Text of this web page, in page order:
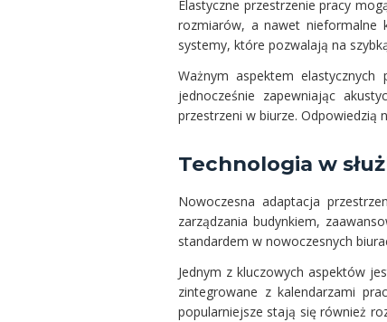
Elastyczne przestrzenie pracy
rozmiarów, a nawet nieformalne
systemy, które pozwalają na
Ważnym aspektem elastycznych
jednocześnie zapewniając
przestrzeni w biurze. Odpowiedzią
Technologia w
Nowoczesna adaptacja
zarządzania budynkiem,
standardem w nowoczesnych
Jednym z kluczowych aspektów
zintegrowane z kalendarzami
popularniejsze stają się również